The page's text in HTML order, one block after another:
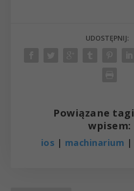
UDOSTĘPNIJ:
Powiązane
wpisem:
ios | machinarium |